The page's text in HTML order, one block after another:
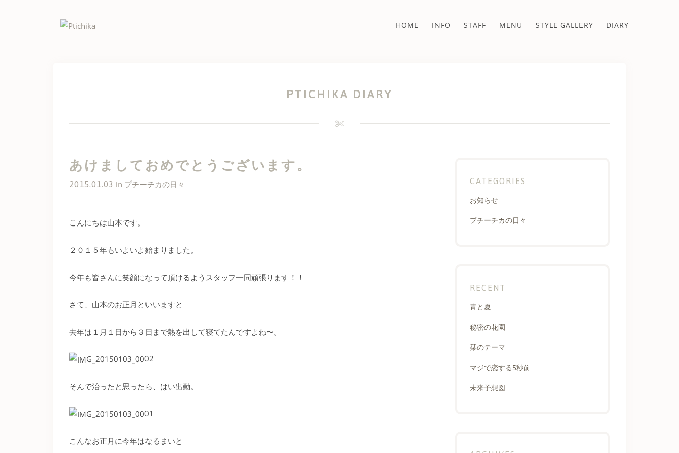
HOME INFO STAFF MENU STYLE GALLERY DIARY
PTICHIKA DIARY
あけましておめでとうございます。
2015.01.03 in プチーチカの日々
こんにちは山本です。
２０１５年もいよいよ始まりました。
今年も皆さんに笑顔になって頂けるようスタッフ一同頑張ります！！
さて、山本のお正月といいますと
去年は１月１日から３日まで熱を出して寝てたんですよね〜。
そんで治ったと思ったら、はい出勤。
こんなお正月に今年はなるまいと
CATEGORIES
お知らせ
プチーチカの日々
RECENT
青と夏
秘密の花園
栞のテーマ
マジで恋する5秒前
未来予想図